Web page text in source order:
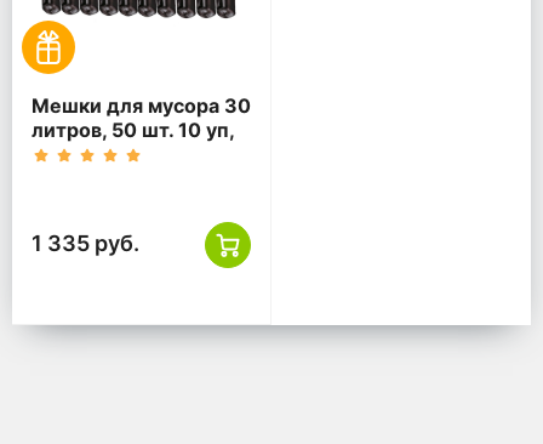
Мешки для мусора 30
литров, 50 шт. 10 уп,
черные
1 335 руб.